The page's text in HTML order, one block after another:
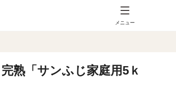
メニュー
熟「サンふじ家庭用5ｋ